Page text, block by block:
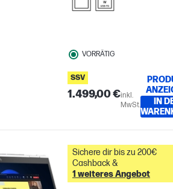
VORRÄTIG
SSV
1.499,00 €inkl.
MwSt.
IN
Sichere dir bis zu 200€
Cashback &
1 weiteres Angebot